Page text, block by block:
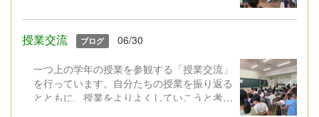
は自分の朝ごはんについて振り返り、「さら
にバランスよいものにするために、今日の朝
ごはんに一品付け加えるとしたら何がよい
授業交流 ブログ 06/30
一つ上の学年の授業を参観する「授業交流」
を行っています。自分たちの授業を振り返る
とともに、授業をよりよくしていこうと考え